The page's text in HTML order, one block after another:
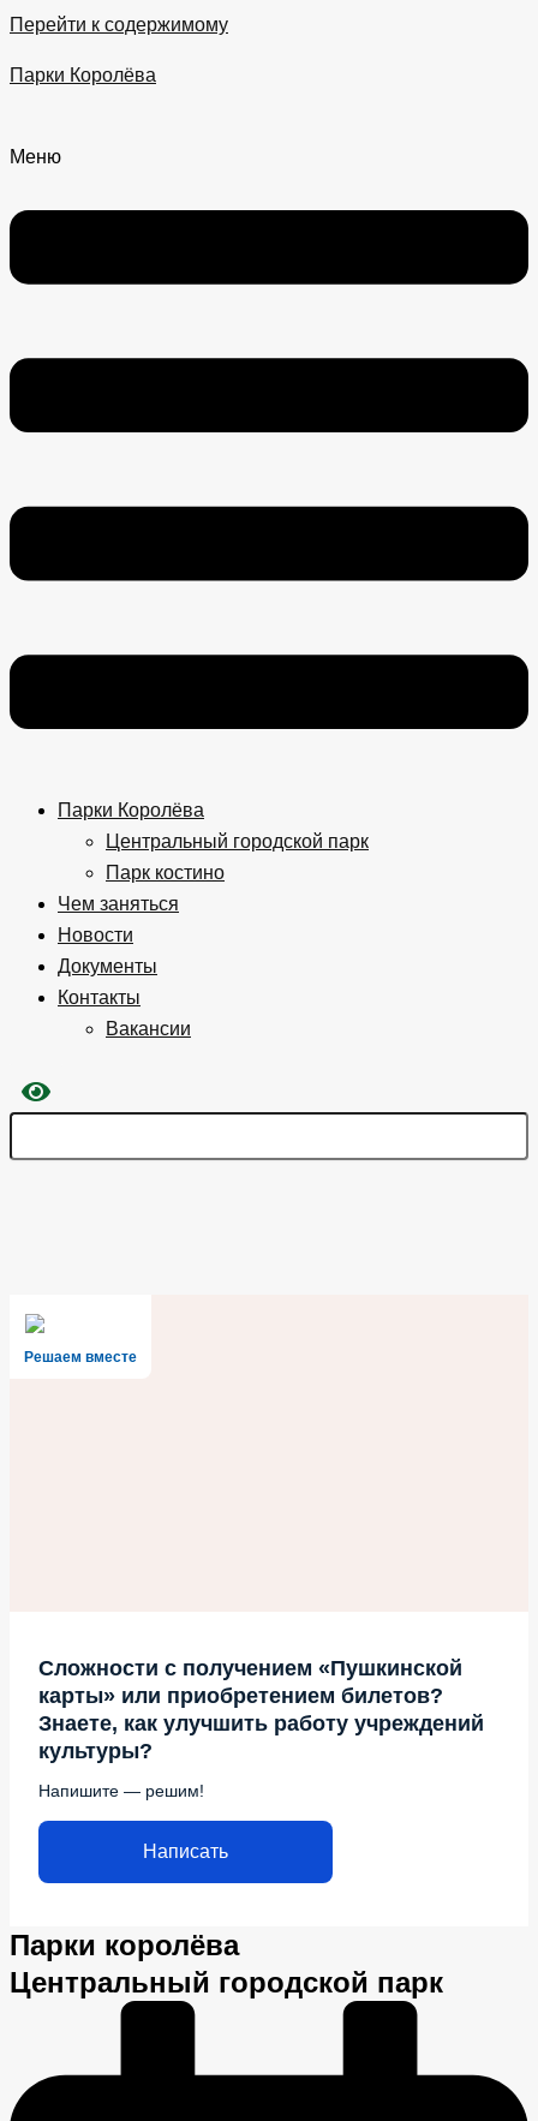
Перейти к содержимому
Парки Королёва
Меню
Парки Королёва
Центральный городской парк
Парк костино
Чем заняться
Новости
Документы
Контакты
Вакансии
Решаем вместе
Сложности с получением «Пушкинской
карты» или приобретением билетов?
Знаете, как улучшить работу учреждений
культуры?
Напишите — решим!
Написать
Парки королёва
Центральный городской парк​